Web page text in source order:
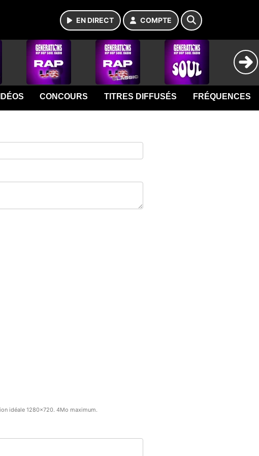
EN DIRECT COMPTE
CONCOURS TITRES DIFFUSÉS FRÉQUENCES
idéale 1280x720. 4Mo maximum.